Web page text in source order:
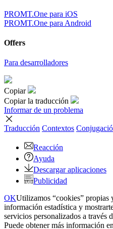
PROMT.One para iOS
PROMT.One para Android
Offers
Para desarrolladores
Copiar
Copiar la traducción
Informar de un problema
Traducción Contextos
Reacción
Ayuda
Descargar aplicaciones
Publicidad
OKUtilizamos “cookies” propias
información estadística y
servicios personalizados a través
Puede obtener más información